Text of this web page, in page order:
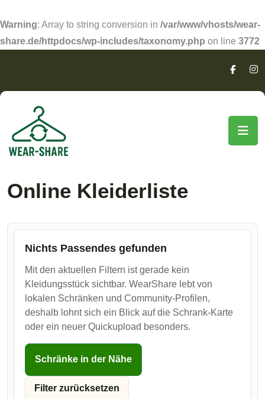
Warning: Array to string conversion in /var/www/vhosts/wear-
share.de/httpdocs/wp-includes/taxonomy.php on line 3772
Online Kleiderliste
Nichts Passendes gefunden
Mit den aktuellen Filtern ist gerade kein
Kleidungsstück sichtbar. WearShare lebt von
lokalen Schränken und Community-Profilen,
deshalb lohnt sich ein Blick auf die Schrank-Karte
oder ein neuer Quickupload besonders.
Schränke in der Nähe
Filter zurücksetzen